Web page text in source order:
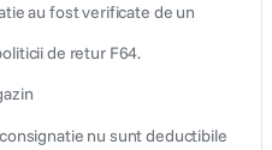
au fost verificate de un
de retur F64.
nu sunt deductibile